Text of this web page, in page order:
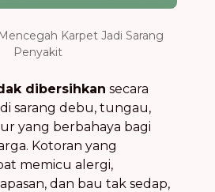
Karpet Jadi Sarang
Penyakit
dibersihkan secara
sarang debu, tungau,
yang berbahaya bagi
Kotoran yang
memicu alergi,
dan bau tak sedap,